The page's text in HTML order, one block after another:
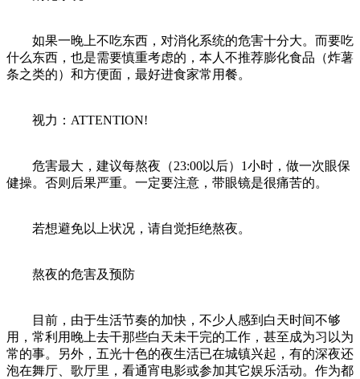
如果一晚上不吃东西，对消化系统的危害十分大。而要吃
什么东西，也是需要慎重考虑的，本人不推荐膨化食品（炸薯
条之类的）和方便面，最好进食家常用餐。
视力：ATTENTION!
危害最大，建议每熬夜（23:00以后）1小时，做一次眼保
健操。否则后果严重。一定要注意，带眼镜是很痛苦的。
若想避免以上状况，请自觉拒绝熬夜。
熬夜的危害及预防
目前，由于生活节奏的加快，不少人感到白天时间不够
用，常利用晚上去干那些白天未干完的工作，甚至成为习以为
常的事。另外，五光十色的夜生活已在城镇兴起，有的深夜还
泡在舞厅、歌厅里，看通宵电影或参加其它娱乐活动。作为都